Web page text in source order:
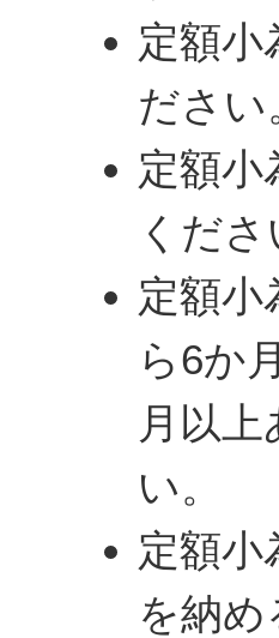
定額小
ださい
定額小
くださ
定額小
ら6か
月以
い。
定額小
を納